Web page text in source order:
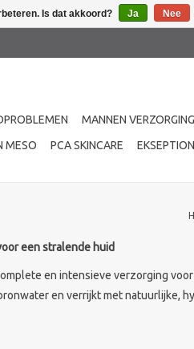
MANNEN VERZORGING
MESO PCA SKINCARE
een stralende huid
en intensieve verzorging
en verrijkt met natuurlijke,
Is dat akkoord? Ja Nee